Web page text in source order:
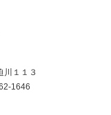
１１３
1646